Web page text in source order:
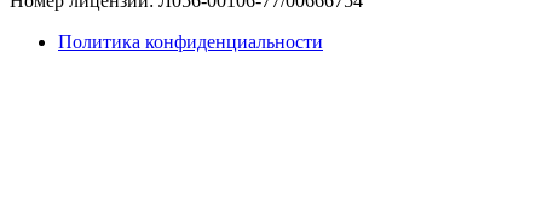
Политика конфиденциальности